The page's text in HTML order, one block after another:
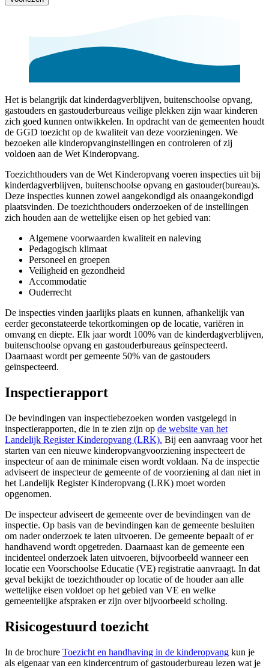
Het is belangrijk dat kinderdagverblijven, buitenschoolse opvang,
gastouders en gastouderbureaus veilige plekken zijn waar kinderen
zich goed kunnen ontwikkelen. In opdracht van de gemeenten houdt
de GGD toezicht op de kwaliteit van deze voorzieningen. We
bezoeken alle kinderopvanginstellingen en controleren of zij
voldoen aan de Wet Kinderopvang.
Toezichthouders van de Wet Kinderopvang voeren inspecties uit bij
kinderdagverblijven, buitenschoolse opvang en gastouder(bureau)s.
Deze inspecties kunnen zowel aangekondigd als onaangekondigd
plaatsvinden. De toezichthouders onderzoeken of de instellingen
zich houden aan de wettelijke eisen op het gebied van:
Algemene voorwaarden kwaliteit en naleving
Pedagogisch klimaat
Personeel en groepen
Veiligheid en gezondheid
Accommodatie
Ouderrecht
De inspecties vinden jaarlijks plaats en kunnen, afhankelijk van
eerder geconstateerde tekortkomingen op de locatie, variëren in
omvang en diepte. Elk jaar wordt 100% van de kinderdagverblijven,
buitenschoolse opvang en gastouderbureaus geïnspecteerd.
Daarnaast wordt per gemeente 50% van de gastouders
geïnspecteerd.
Inspectierapport
De bevindingen van inspectiebezoeken worden vastgelegd in
inspectierapporten, die in te zien zijn op de website van het
Landelijk Register Kinderopvang (LRK). Bij een aanvraag voor het
starten van een nieuwe kinderopvangvoorziening inspecteert de
inspecteur of aan de minimale eisen wordt voldaan. Na de inspectie
adviseert de inspecteur de gemeente of de voorziening al dan niet in
het Landelijk Register Kinderopvang (LRK) moet worden
opgenomen.
De inspecteur adviseert de gemeente over de bevindingen van de
inspectie. Op basis van de bevindingen kan de gemeente besluiten
om nader onderzoek te laten uitvoeren. De gemeente bepaalt of er
handhavend wordt opgetreden. Daarnaast kan de gemeente een
incidenteel onderzoek laten uitvoeren, bijvoorbeeld wanneer een
locatie een Voorschoolse Educatie (VE) registratie aanvraagt. In dat
geval bekijkt de toezichthouder op locatie of de houder aan alle
wettelijke eisen voldoet op het gebied van VE en welke
gemeentelijke afspraken er zijn over bijvoorbeeld scholing.
Risicogestuurd toezicht
In de brochure Toezicht en handhaving in de kinderopvang kun je
als eigenaar van een kindercentrum of gastouderbureau lezen wat je